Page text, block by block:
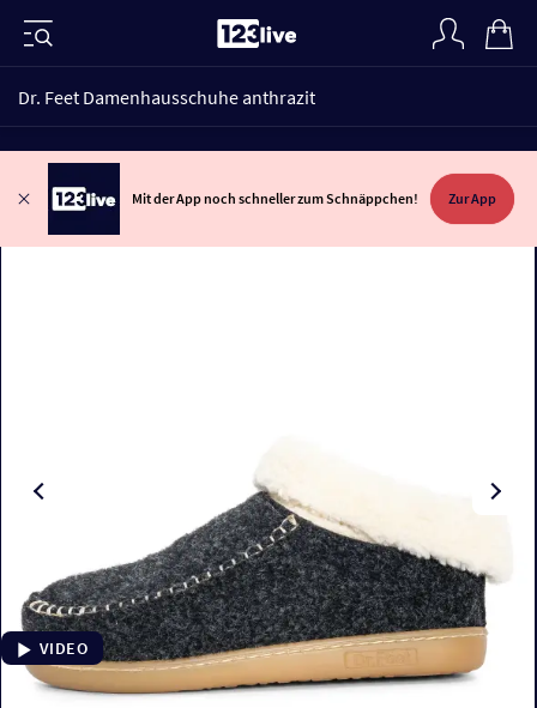
Dr. Feet Damenhausschuhe anthrazit
Mit der App noch schneller zum Schnäppchen! Zur App
VIDEO